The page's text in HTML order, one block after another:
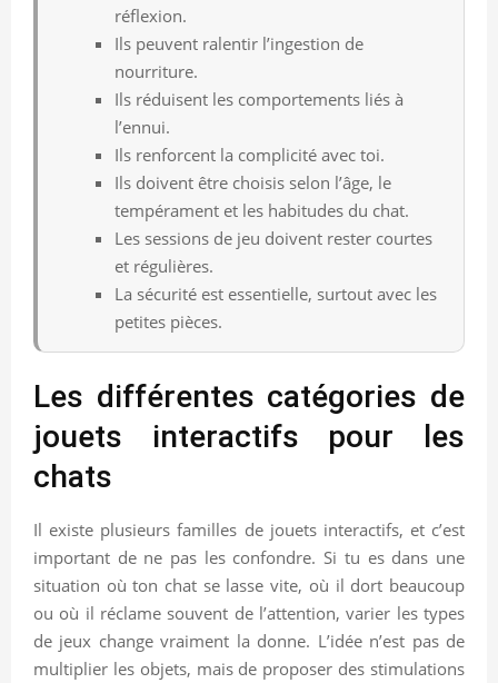
réflexion.
Ils peuvent ralentir l’ingestion de
nourriture.
Ils réduisent les comportements liés à
l’ennui.
Ils renforcent la complicité avec toi.
Ils doivent être choisis selon l’âge, le
tempérament et les habitudes du chat.
Les sessions de jeu doivent rester courtes
et régulières.
La sécurité est essentielle, surtout avec les
petites pièces.
Les différentes catégories de
jouets interactifs pour les
chats
Il existe plusieurs familles de jouets interactifs, et c’est
important de ne pas les confondre. Si tu es dans une
situation où ton chat se lasse vite, où il dort beaucoup
ou où il réclame souvent de l’attention, varier les types
de jeux change vraiment la donne. L’idée n’est pas de
multiplier les objets, mais de proposer des stimulations